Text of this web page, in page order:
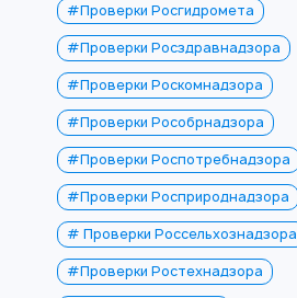
#Проверки Росгидромета
#Проверки Росздравнадзора
#Проверки Роскомнадзора
#Проверки Рособрнадзора
#Проверки Роспотребнадзора
#Проверки Росприроднадзора
# Проверки Россельхознадзора
#Проверки Ростехнадзора